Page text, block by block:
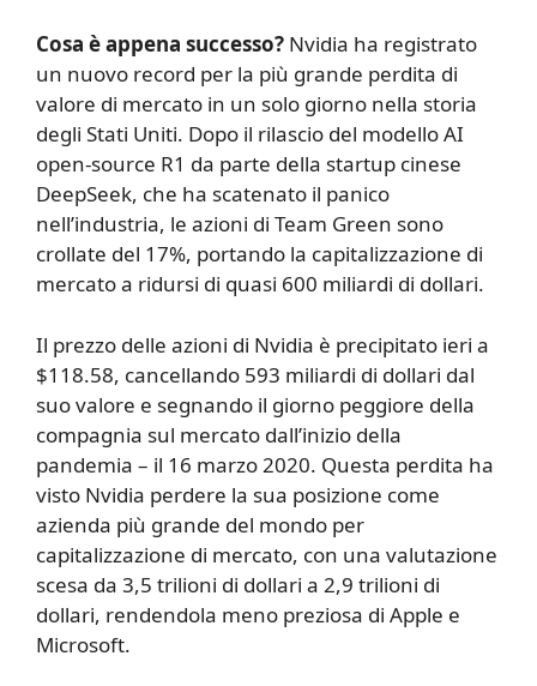
Cosa è appena successo? Nvidia ha registrato
un nuovo record per la più grande perdita di
valore di mercato in un solo giorno nella storia
degli Stati Uniti. Dopo il rilascio del modello AI
open-source R1 da parte della startup cinese
DeepSeek, che ha scatenato il panico
nell’industria, le azioni di Team Green sono
crollate del 17%, portando la capitalizzazione di
mercato a ridursi di quasi 600 miliardi di dollari.
Il prezzo delle azioni di Nvidia è precipitato ieri a
$118.58, cancellando 593 miliardi di dollari dal
suo valore e segnando il giorno peggiore della
compagnia sul mercato dall’inizio della
pandemia – il 16 marzo 2020. Questa perdita ha
visto Nvidia perdere la sua posizione come
azienda più grande del mondo per
capitalizzazione di mercato, con una valutazione
scesa da 3,5 trilioni di dollari a 2,9 trilioni di
dollari, rendendola meno preziosa di Apple e
Microsoft.